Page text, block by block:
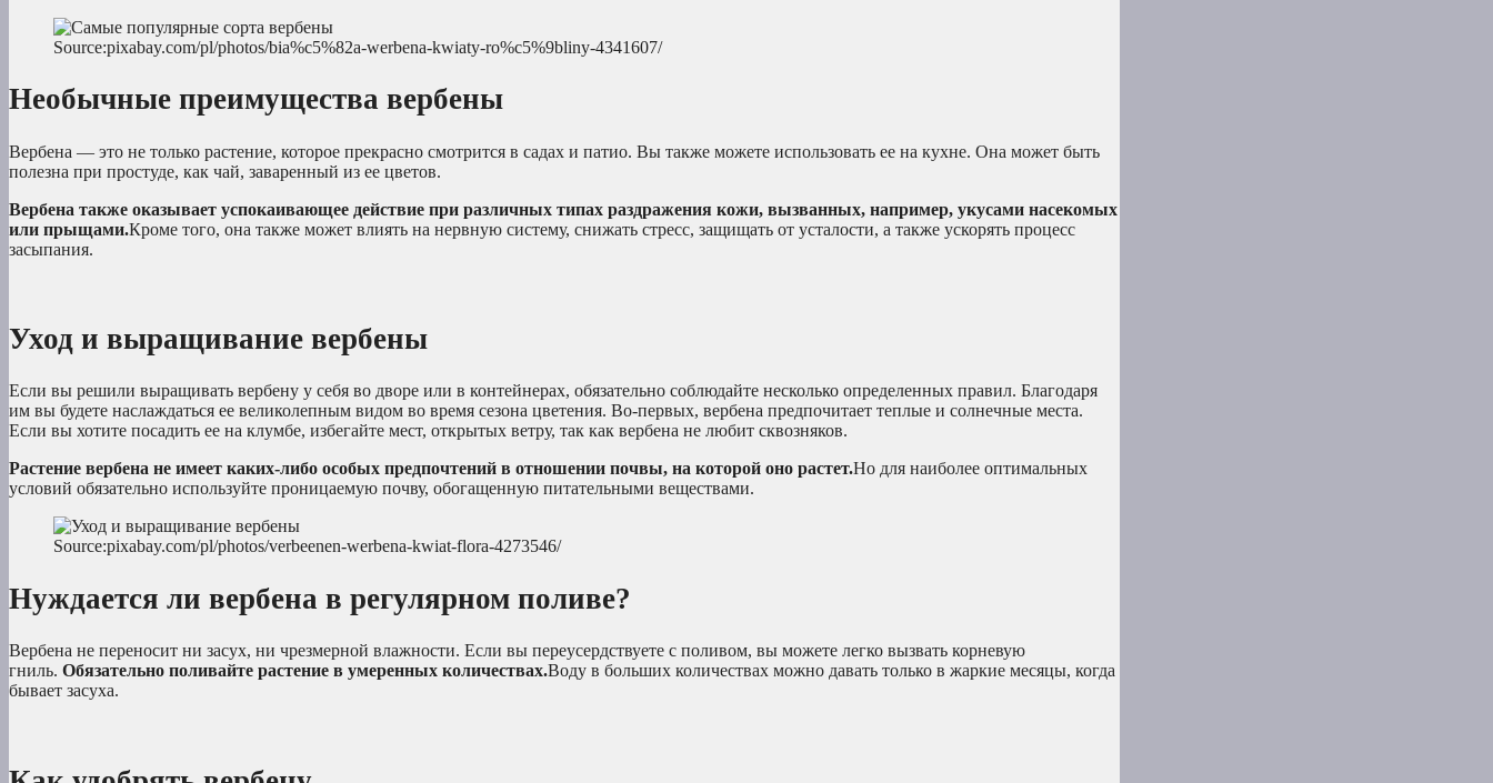
Source:pixabay.com/pl/photos/bia%c5%82a-werbena-kwiaty-ro%c5%9bliny-4341607/
Необычные преимущества вербены
Вербена — это не только растение, которое прекрасно смотрится в садах и патио. Вы также можете использовать ее на кухне. Она может быть
полезна при простуде, как чай, заваренный из ее цветов.
Вербена также оказывает успокаивающее действие при различных типах раздражения кожи, вызванных, например, укусами насекомых
или прыщами.Кроме того, она также может влиять на нервную систему, снижать стресс, защищать от усталости, а также ускорять процесс
засыпания.
Уход и выращивание вербены
Если вы решили выращивать вербену у себя во дворе или в контейнерах, обязательно соблюдайте несколько определенных правил. Благодаря
им вы будете наслаждаться ее великолепным видом во время сезона цветения. Во-первых, вербена предпочитает теплые и солнечные места.
Если вы хотите посадить ее на клумбе, избегайте мест, открытых ветру, так как вербена не любит сквозняков.
Растение вербена не имеет каких-либо особых предпочтений в отношении почвы, на которой оно растет.Но для наиболее оптимальных
условий обязательно используйте проницаемую почву, обогащенную питательными веществами.
Source:pixabay.com/pl/photos/verbeenen-werbena-kwiat-flora-4273546/
Нуждается ли вербена в регулярном поливе?
Вербена не переносит ни засух, ни чрезмерной влажности. Если вы переусердствуете с поливом, вы можете легко вызвать корневую
гниль. Обязательно поливайте растение в умеренных количествах.Воду в больших количествах можно давать только в жаркие месяцы, когда
бывает засуха.